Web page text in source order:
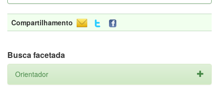
Compartilhamento
Busca facetada
Orientador